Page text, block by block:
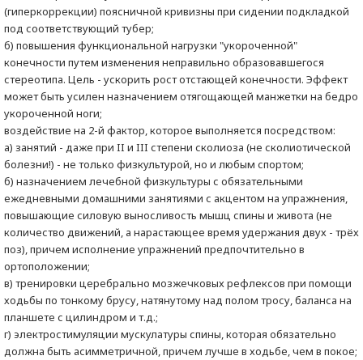
(гиперкоррекции) поясничной кривизны при сидении подкладкой
под соответствующий тубер;
б) повышения функциональной нагрузки "укороченной"
конечности путем изменения неправильно образовавшегося
стереотипа. Цель - ускорить рост отстающей конечности. Эффект
может быть усилен назначением отягощающей манжетки на бедро
укороченной ноги;
воздействие на 2-й фактор, которое выполняется посредством:
а) занятий - даже при II и III степени сколиоза (не сколиотической
болезни!) - не только физкультурой, но и любым спортом;
б) назначением лечебной физкультуры с обязательными
ежедневными домашними занятиями с акцентом на упражнения,
повышающие силовую выносливость мышц спины и живота (не
количество движений, а нарастающее время удержания двух - трёх
поз), причем исполнение упражнений предпочтительно в
ортоположении;
в) тренировки церебрально мозжечковых рефлексов при помощи
ходьбы по тонкому брусу, натянутому над полом тросу, баланса на
планшете с цилиндром и т.д.;
г) электростимуляции мускулатуры спины, которая обязательно
должна быть асимметричной, причем лучше в ходьбе, чем в покое;